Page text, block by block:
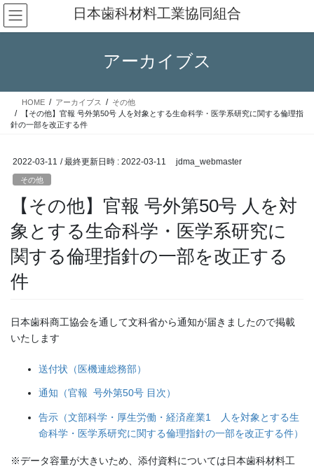
コ
ン
テ
ス
ナ
ビ
ゲ
ン
日本歯科材料工業協同組合
アーカイブス
HOME アーカイブス
その他
【その他】官報 号外第50号 人を対象とする生命科学・医学系研究に関する倫理指
針の一部を改正する件
2022-03-11 / 最終更新日時 : 2022-03-11 jdma_webmaster
その他
【その他】官報 号外第50号 人を対
象とする生命科学・医学系研究に
関する倫理指針の一部を改正する
件
日本歯科商工協会を通して文科省から通知が届きましたので掲載
いたします
送付状（医機連総務部）
通知（官報 号外第50号 目次）
告示（文部科学・厚生労働・経済産業1 人を対象とする生
命科学・医学系研究に関する倫理指針の一部を改正する件）
※データ容量が大きいため、添付資料については日本歯科材料工